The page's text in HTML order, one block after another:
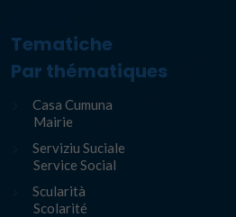
Tematiche
Par thématiques
Casa Cumuna
Mairie
Serviziu Suciale
Service Social
Scularità
Scolarité